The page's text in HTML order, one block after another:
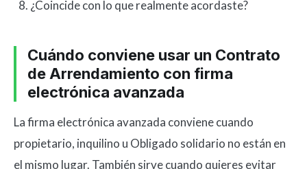
¿Coincide con lo que realmente acordaste?
Cuándo conviene usar un Contrato
de Arrendamiento con firma
electrónica avanzada
La firma electrónica avanzada conviene cuando
propietario, inquilino u Obligado solidario no están en
el mismo lugar. También sirve cuando quieres evitar